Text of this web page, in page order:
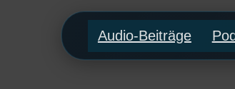
Audio-Beiträge